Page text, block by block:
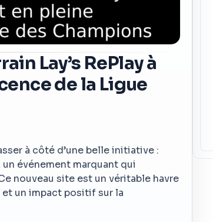
Lay’s RePlay à
de la Ligue
à côté d’une belle initiative :
un événement marquant qui
nouveau site est un véritable havre
un impact positif sur la